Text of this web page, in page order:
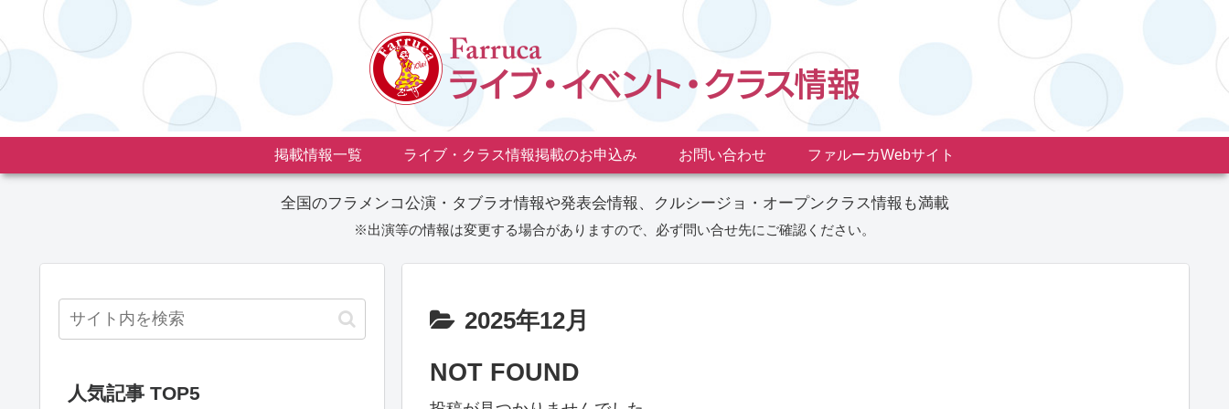
掲載情報一覧 ライブ・クラス情報掲載のお申込み お問い合わせ ファルーカWebサイト
全国のフラメンコ公演・タブラオ情報や発表会情報、クルシージョ・オープンクラス情報も満載
※出演等の情報は変更する場合がありますので、必ず問い合せ先にご確認ください。
2025年12月
NOT FOUND
人気記事 TOP5